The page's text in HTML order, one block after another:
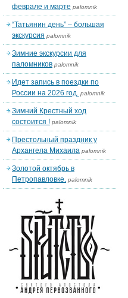
феврале и марте palomnik
“Татьянин день” – большая
экскурсия palomnik
Зимние экскурсии для
паломников palomnik
Идет запись в поездки по
России на 2026 год. palomnik
Зимний Крестный ход
состоится ! palomnik
Престольный праздник у
Архангела Михаила palomnik
Золотой октябрь в
Петропавловке. palomnik